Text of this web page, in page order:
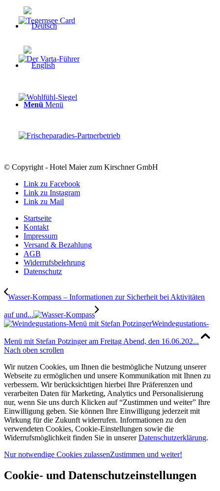
Menü Menü
© Copyright - Hotel Maier zum Kirschner GmbH
Link zu Facebook
Link zu Instagram
Link zu Mail
Startseite
Kontakt
Impressum
Versand & Bezahlung
AGB
Widerrufsbelehrung
Datenschutz
Wasser-Kompass – Informationen zur Sicherheit bei Aktivitäten
auf und...
Weindegustations-
Menü mit Stefan Potzinger am Freitag Abend, den 16.06.202...
Nach oben scrollen
Wir nutzen Cookies, um Ihnen die bestmögliche Nutzung unserer
Webseite zu ermöglichen und unsere Kommunikation mit Ihnen zu
verbessern. Wir berücksichtigen hierbei Ihre Präferenzen und
verarbeiten Daten für Marketing, Analytics und Personalisierung
nur, wenn Sie uns durch Klicken auf “Zustimmen und weiter” Ihre
Einwilligung geben. Sie können Ihre Einwilligung jederzeit mit
Wirkung für die Zukunft widerrufen. Informationen zu den
verwendeten Cookies, Cookie-Einstellungen sowie die
Widerrufsmöglichkeit finden Sie in unsererDatenschutzerklärung.
Nur notwendige Cookies zulassenZustimmen und weiter!
Cookie- und Datenschutzeinstellungen